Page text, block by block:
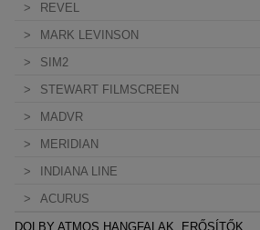
REVEL
MARK LEVINSON
SIM2
STEWART FILMSCREEN
MADVR
MERIDIAN
INDIANA LINE
ACURUS
DOLBY ATMOS HANGFALAK, ERŐSÍTŐK